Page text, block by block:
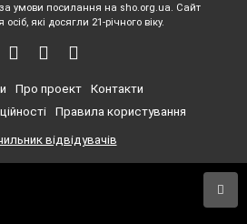
за умови посилання на sho.org.ua. Сайт
які досягли 21-річного віку.
Про проект
Контакти
Правила користування